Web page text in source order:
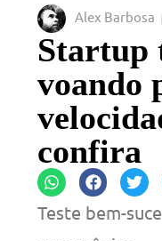
Alex Barbosa
Startup
voando
confira
Teste bem-